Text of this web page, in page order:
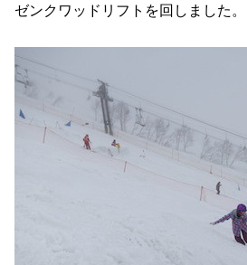
ゼンクワッドリフトを回しました。